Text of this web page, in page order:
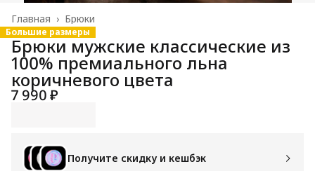
Брюки
Главная ›
Большие размеры
Брюки мужские классические из
100% премиального льна
коричневого цвета
7 990 ₽
Получите скидку и кешбэк